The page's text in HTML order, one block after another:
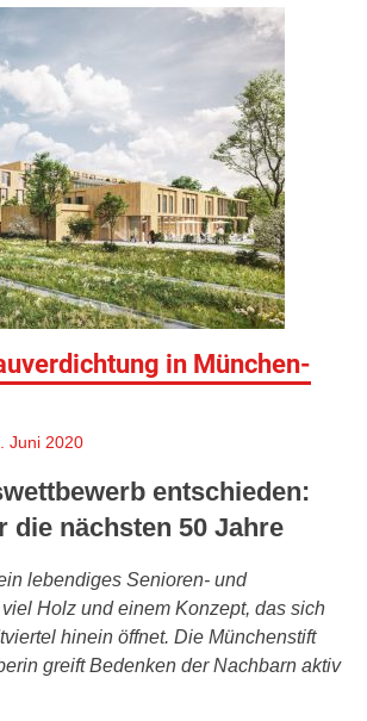
in München-
Juni 2020
entschieden:
die nächsten 50 Jahre
lebendiges Senioren- und
Holz und einem Konzept, das sich
hinein öffnet. Die Münchenstift
greift Bedenken der Nachbarn aktiv